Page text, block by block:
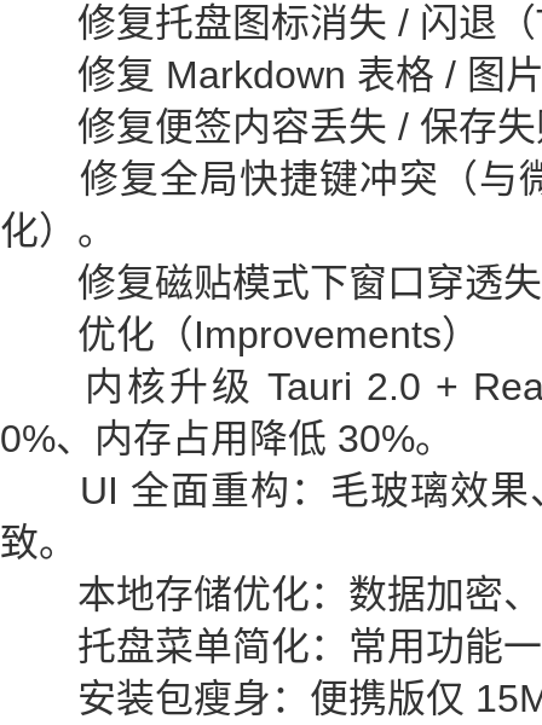
修复托盘图标消失 / 闪退（
修复 Markdown 表格 / 图片
修复便签内容丢失 / 保存失
修复全局快捷键冲突（与
化）。
修复磁贴模式下窗口穿透
优化（Improvements）
内核升级 Tauri 2.0 +
0%、内存占用降低 30%。
UI 全面重构：毛玻璃效果
致。
本地存储优化：数据加密、
托盘菜单简化：常用功能一
安装包瘦身：便携版仅